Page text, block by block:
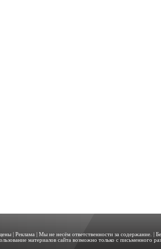
|Реклама
| Мы не несём ответственности за содержание. |
материалов сайта возможно только с письменного